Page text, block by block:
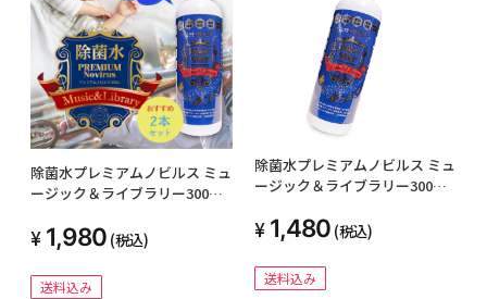
除菌水プレミアムノビルス ミュ
ージック＆ライブラリー300mL
1,980 (税込)
送料込み
除菌水プレミアムノビルス ミュ
ージック＆ライブラリー300mL
1,480 (税込)
送料込み